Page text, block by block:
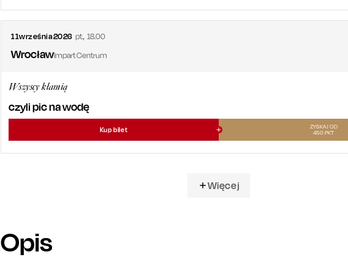
11września2026 pt., 18.00
WrocławImpart Centrum
Wszyscy kłamią
czyli pic na wodę
Kup bilet
ZYSKAJ OD
450 PKT
Więcej
Opis